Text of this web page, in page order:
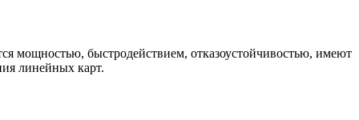
мощностью, быстродействием, отказоустойчивостью, имеют
линейных карт.